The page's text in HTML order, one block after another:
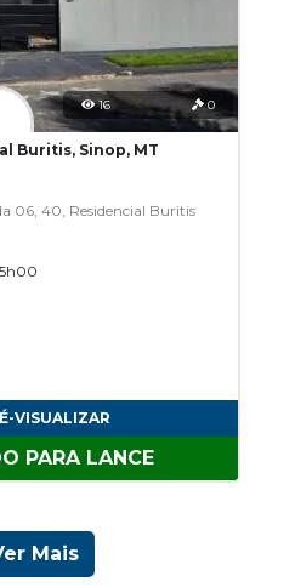
16 0
Buritis, Sinop, MT
06, 40, Residencial Buritis
VISUALIZAR
PARA LANCE
Mais